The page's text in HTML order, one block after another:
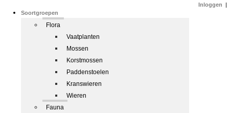
Soortgroepen
Flora
Vaatplanten
Mossen
Korstmossen
Paddenstoelen
Kranswieren
Wieren
Fauna
Inloggen |